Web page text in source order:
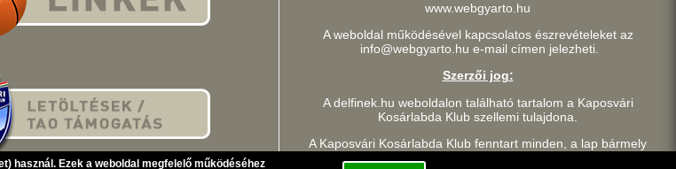
használ. Ezek a weboldal megfelelő működéséhez
www.webgyarto.hu
A weboldal működésével kapcsolatos észrevételeket az
info@webgyarto.hu e-mail címen jelezheti.
Szerzői jog:
A delfinek.hu weboldalon található tartalom a Kaposvári
Kosárlabda Klub szellemi tulajdona.
A Kaposvári Kosárlabda Klub fenntart minden, a lap bármely